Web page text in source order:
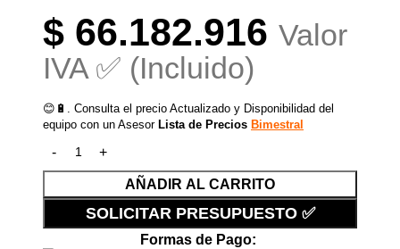
$ 66.182.916 Valor
IVA ✅ (Incluido)
😊🔋. Consulta el precio Actualizado y Disponibilidad del
equipo con un Asesor Lista de Precios Bimestral
AÑADIR AL CARRITO
SOLICITAR PRESUPUESTO ✅
Formas de Pago: